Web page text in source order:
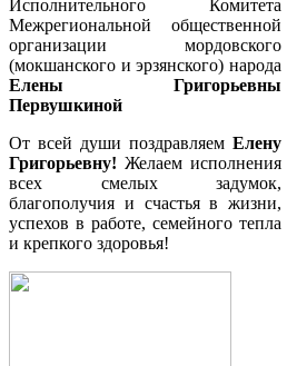
Исполнительного Комитета
Межрегиональной общественной
организации мордовского
(мокшанского и эрзянского) народа
Елены Григорьевны
Первушкиной
От всей души поздравляем Елену
Григорьевну! Желаем исполнения
всех смелых задумок,
благополучия и счастья в жизни,
успехов в работе, семейного тепла
и крепкого здоровья!